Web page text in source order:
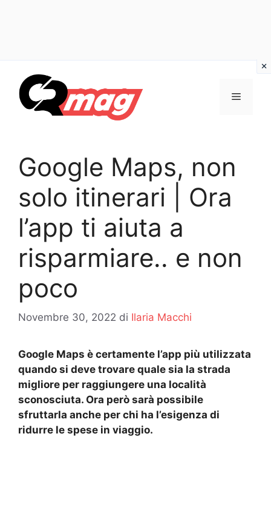
contenuto
Menu
Google Maps, non
solo itinerari | Ora
l’app ti aiuta a
risparmiare.. e non
poco
Novembre 30, 2022 di Ilaria Macchi
Google Maps è certamente l’app più utilizzata
quando si deve trovare quale sia la strada
migliore per raggiungere una località
sconosciuta. Ora però sarà possibile
sfruttarla anche per chi ha l’esigenza di
ridurre le spese in viaggio.